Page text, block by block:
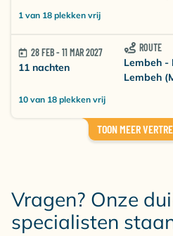
1 van 18 plekken vrij
28 FEB - 11 MAR 2027
11 nachten
ROUTE
Lembeh
10 van 18 plekken vrij
TOON MEER
Vragen? Onze
specialisten